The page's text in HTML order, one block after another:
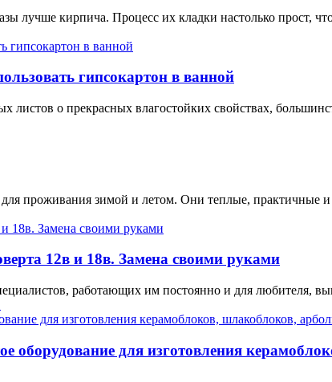
лучше кирпича. Процесс их кладки настолько прост,
гипсокартон в ванной
листов о прекрасных влагостойких свойствах,
проживания зимой и летом. Они теплые, практичные и
12в и 18в. Замена своими руками
работающих им постоянно и для любителя,
оборудование для изготовления